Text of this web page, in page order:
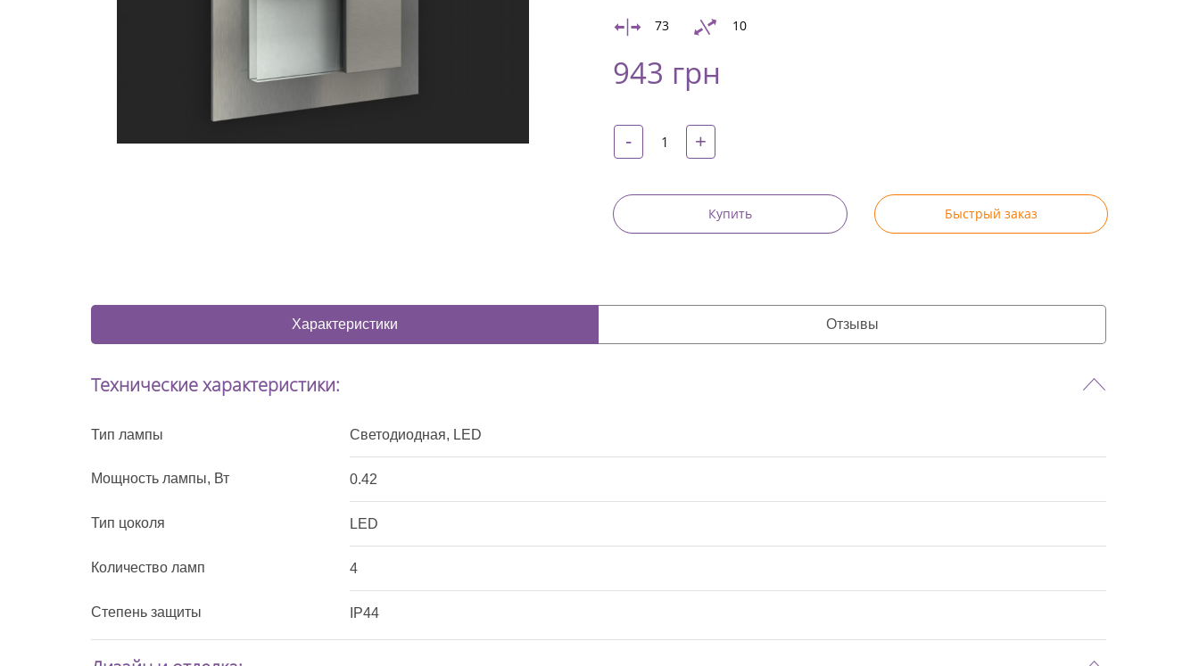
Twitter
73 10
943 грн
- +
Купить Быстрый заказ
Характеристики Отзывы
Технические характеристики:
Тип лампы Светодиодная, LED
Мощность лампы, Вт 0.42
Тип цоколя LED
Количество ламп 4
Степень защиты IP44